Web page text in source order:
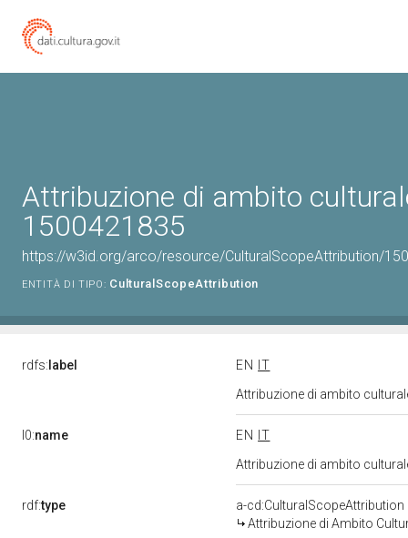
Attribuzione di ambito
1500421835
https://w3id.org/arco/resource/CulturalScopeAttribution/
ENTITÀ DI TIPO: CulturalScopeAttribution
rdfs: label EN
IT
Attribuzione di ambito
l0:name EN
IT
Attribuzione di ambito
rdf:type
a-cd:CulturalScopeAttribution
Attribuzione di Ambito